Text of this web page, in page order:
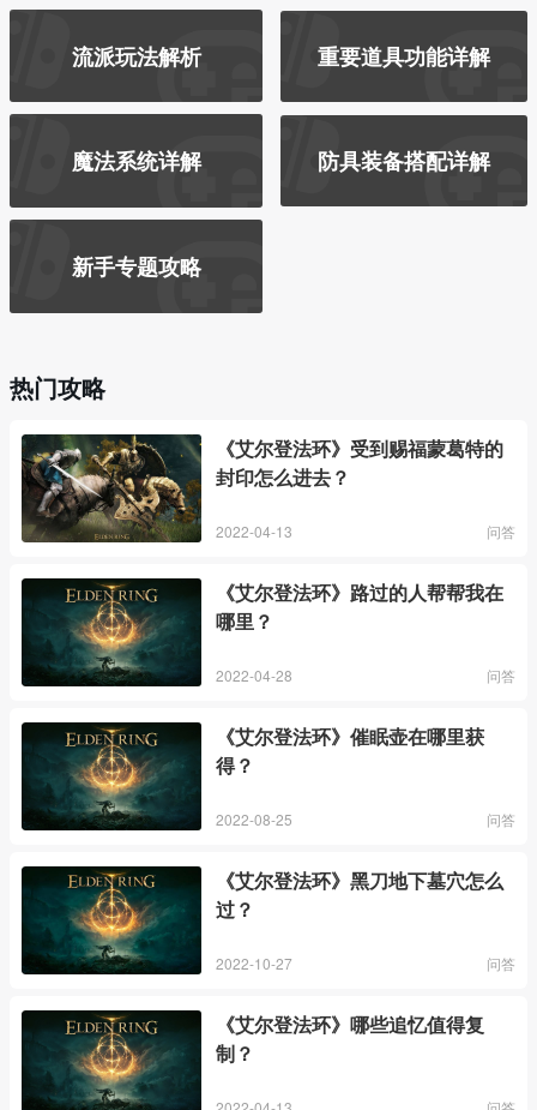
流派玩法解析 重要道具功能详解
魔法系统详解 防具装备搭配详解
新手专题攻略
热门攻略
《艾尔登法环》受到赐福蒙葛特的
封印怎么进去？
2022-04-13 问答
《艾尔登法环》路过的人帮帮我在
哪里？
2022-04-28 问答
《艾尔登法环》催眠壶在哪里获
得？
2022-08-25 问答
《艾尔登法环》黑刀地下墓穴怎么
过？
2022-10-27 问答
《艾尔登法环》哪些追忆值得复
制？